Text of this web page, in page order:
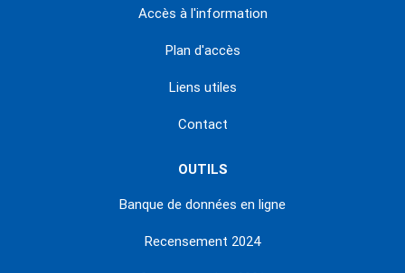
Accès à l'information
Plan d'accès
Liens utiles
Contact
OUTILS
Banque de données en ligne
Recensement 2024